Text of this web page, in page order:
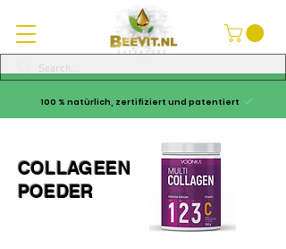
100 % natürlich, zertifiziert und patentiert
COLLAGEEN
POEDER